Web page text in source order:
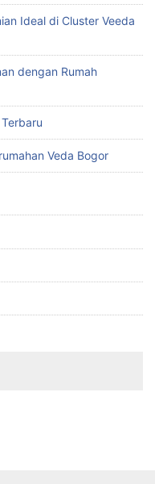
Ideal di Cluster Veeda
dengan Rumah
Veda Bogor